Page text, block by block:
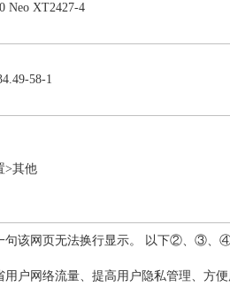
Neo XT2427-4
58-1
>其他
句该网页无法换行显示。 以下②、③、
用户网络流量、提高用户隐私管理、方